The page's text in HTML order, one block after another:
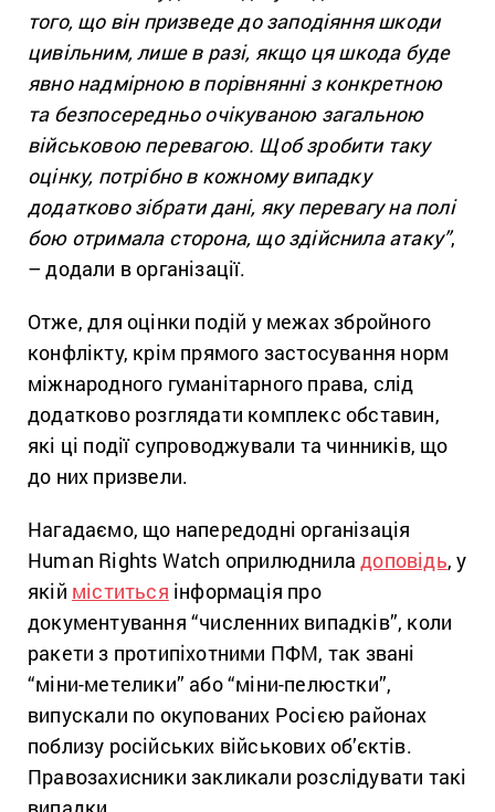
того, що він призведе до заподіяння шкоди
цивільним, лише в разі, якщо ця шкода буде
явно надмірною в порівнянні з конкретною
та безпосередньо очікуваною загальною
військовою перевагою. Щоб зробити таку
оцінку, потрібно в кожному випадку
додатково зібрати дані, яку перевагу на полі
бою отримала сторона, що здійснила атаку”,
– додали в організації.
Отже, для оцінки подій у межах збройного
конфлікту, крім прямого застосування норм
міжнародного гуманітарного права, слід
додатково розглядати комплекс обставин,
які ці події супроводжували та чинників, що
до них призвели.
Нагадаємо, що напередодні організація
Human Rights Watch оприлюдниладоповідь, у
якій міститься інформація про
документування “численних випадків”, коли
ракети з протипіхотними ПФМ, так звані
“міни-метелики” або “міни-пелюстки”,
випускали по окупованих Росією районах
поблизу російських військових об’єктів.
Правозахисники закликали розслідувати такі